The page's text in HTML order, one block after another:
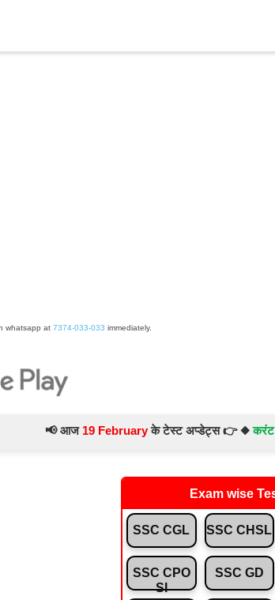
whatsapp at 7374-033-033 immediately.
19 Februaryके टेस्ट अप्डेट्स 👉 ◆करंट अफेयर्स
Exam wise
SSC CGL SSC CHSL
SSC CPO
SI
SSC GD